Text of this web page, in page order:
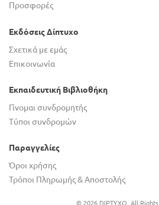
Προσφορές
Εκδόσεις Δίπτυχο
Σχετικά με εμάς
Επικοινωνία
Εκπαιδευτική Βιβλιοθήκη
Γίνομαι συνδρομητής
Τύποι συνδρομών
Παραγγελίες
Όροι χρήσης
Τρόποι Πληρωμής & Αποστολής
© 2026 DIPTYXO. All Rights